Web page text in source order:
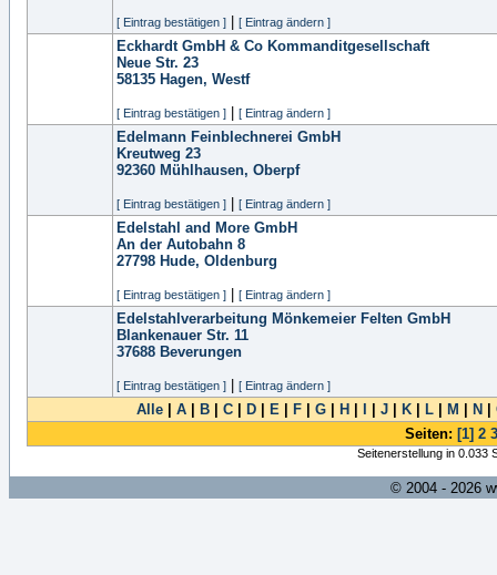
[ Eintrag bestätigen ] [ Eintrag ändern ]
Eckhardt GmbH & Co Kommanditgesellschaft
Neue Str. 23
58135 Hagen, Westf
[ Eintrag bestätigen ] [ Eintrag ändern ]
Edelmann Feinblechnerei GmbH
Kreutweg 23
92360 Mühlhausen, Oberpf
[ Eintrag bestätigen ] [ Eintrag ändern ]
Edelstahl and More GmbH
An der Autobahn 8
27798 Hude, Oldenburg
[ Eintrag bestätigen ] [ Eintrag ändern ]
Edelstahlverarbeitung Mönkemeier Felten GmbH
Blankenauer Str. 11
37688 Beverungen
[ Eintrag bestätigen ] [ Eintrag ändern ]
Alle A B C D E F G H J K L M N
Seiten: [1] 2 3
Seitenerstellung in 0.033
© 2004 - 2026